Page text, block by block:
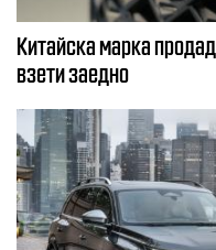
Китайска марка
взети заедно